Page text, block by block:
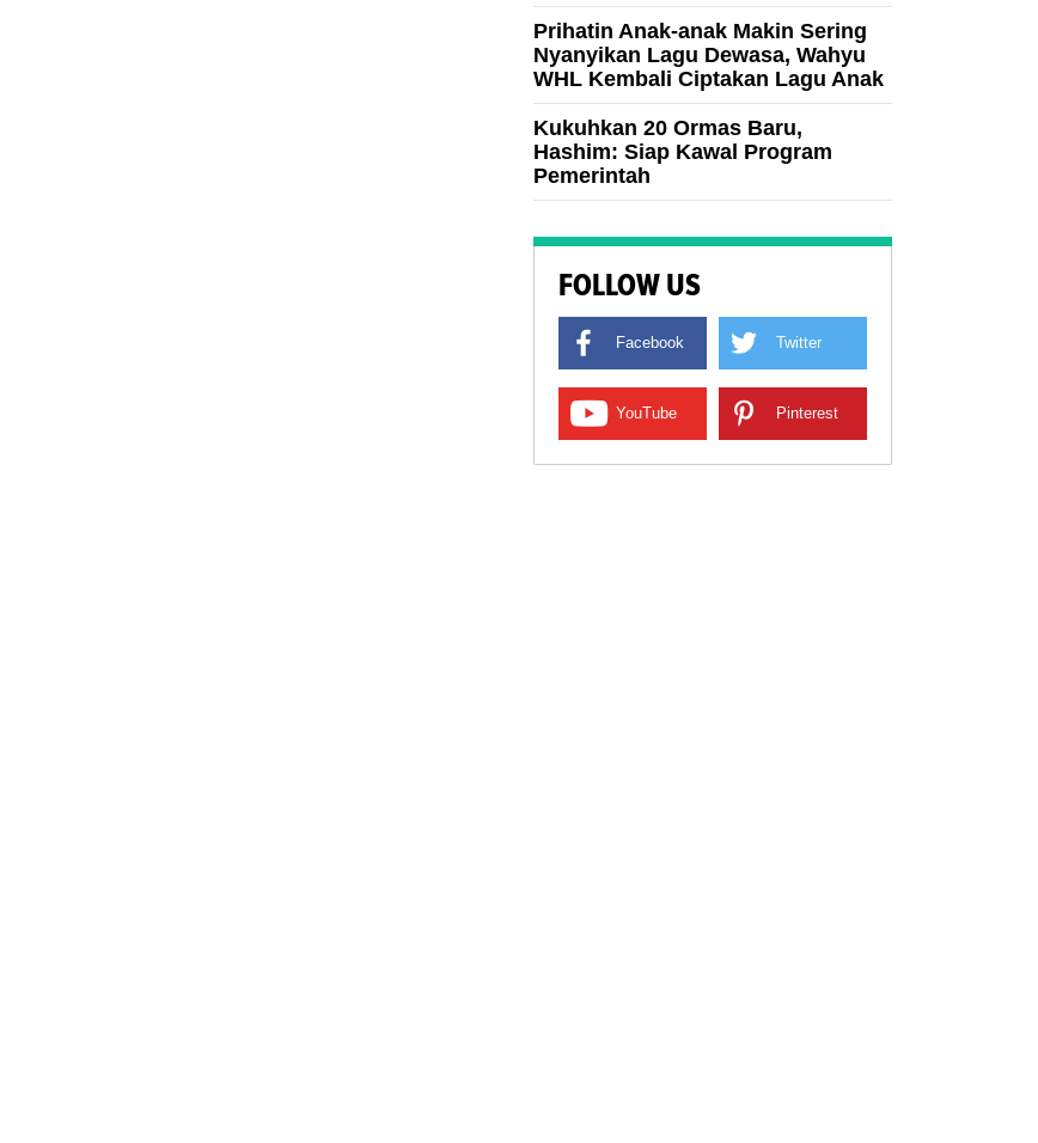
Prihatin Anak-anak Makin Sering
Nyanyikan Lagu Dewasa, Wahyu
WHL Kembali Ciptakan Lagu Anak
Kukuhkan 20 Ormas Baru,
Hashim: Siap Kawal Program
Pemerintah
FOLLOW US
Facebook Twitter
YouTube Pinterest